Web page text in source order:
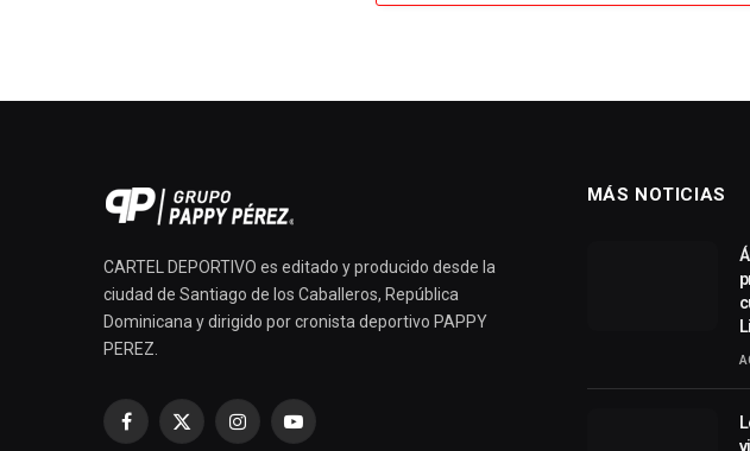
CARTEL DEPORTIVO es editado y producido desde la
ciudad de Santiago de los Caballeros, República
Dominicana y dirigido por cronista deportivo PAPPY
PEREZ.
Facebook
X
InstagramYouTube
MÁS NOTICIAS